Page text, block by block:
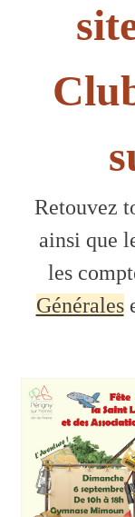
Retouvez
ainsi que
les
Générales